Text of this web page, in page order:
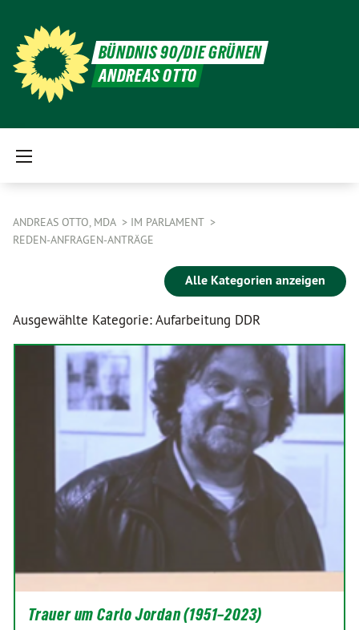
BÜNDNIS 90/DIE GRÜNEN
ANDREAS OTTO
ANDREAS OTTO, MDA
IM PARLAMENT
REDEN-ANFRAGEN-ANTRÄGE
Alle Kategorien anzeigen
Ausgewählte Kategorie: Aufarbeitung DDR
Trauer um Carlo Jordan (1951–2023)